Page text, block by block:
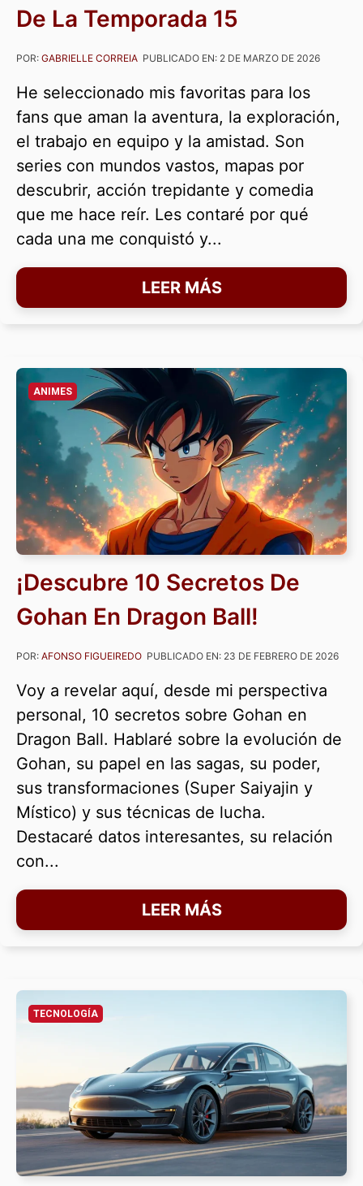
De La Temporada 15
POR: GABRIELLE CORREIA PUBLICADO EN: 2 DE MARZO DE 2026
He seleccionado mis favoritas para los
fans que aman la aventura, la exploración,
el trabajo en equipo y la amistad. Son
series con mundos vastos, mapas por
descubrir, acción trepidante y comedia
que me hace reír. Les contaré por qué
cada una me conquistó y...
LEER MÁS
ANIMES
¡Descubre 10 Secretos De
Gohan En Dragon Ball!
POR: AFONSO FIGUEIREDO PUBLICADO EN: 23 DE FEBRERO DE 2026
Voy a revelar aquí, desde mi perspectiva
personal, 10 secretos sobre Gohan en
Dragon Ball. Hablaré sobre la evolución de
Gohan, su papel en las sagas, su poder,
sus transformaciones (Super Saiyajin y
Místico) y sus técnicas de lucha.
Destacaré datos interesantes, su relación
con...
LEER MÁS
TECNOLOGÍA